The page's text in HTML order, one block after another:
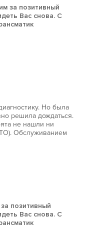
за позитивный
Вас снова. С
Но была
решила дождаться.
не нашли ни
Обслуживанием
позитивный
Вас снова. С